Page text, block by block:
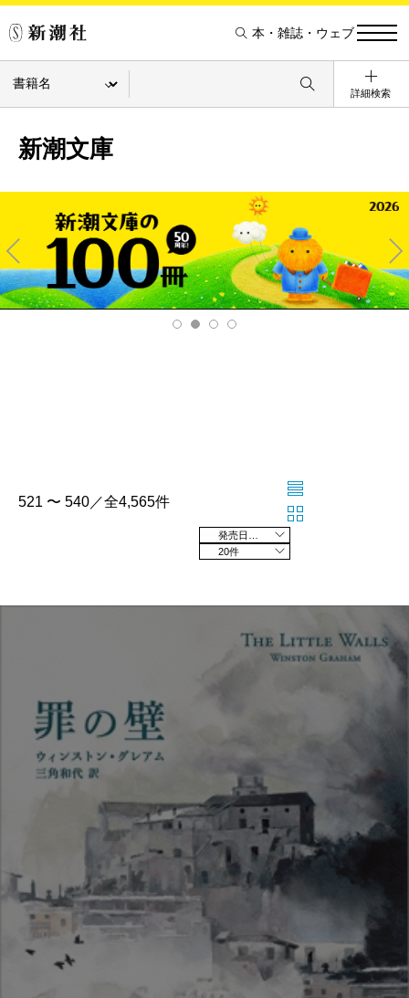
本・雑誌・ウェブ
詳細検索
新潮文庫
Pre
v
Ne
xt
521 〜 540／全4,565件
20件